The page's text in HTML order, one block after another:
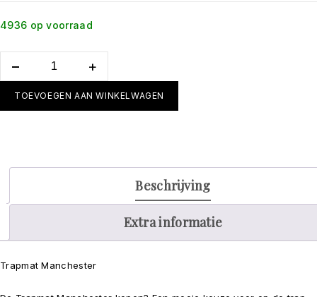
4936 op voorraad
TOEVOEGEN AAN WINKELWAGEN
Beschrijving
Extra informatie
Trapmat Manchester